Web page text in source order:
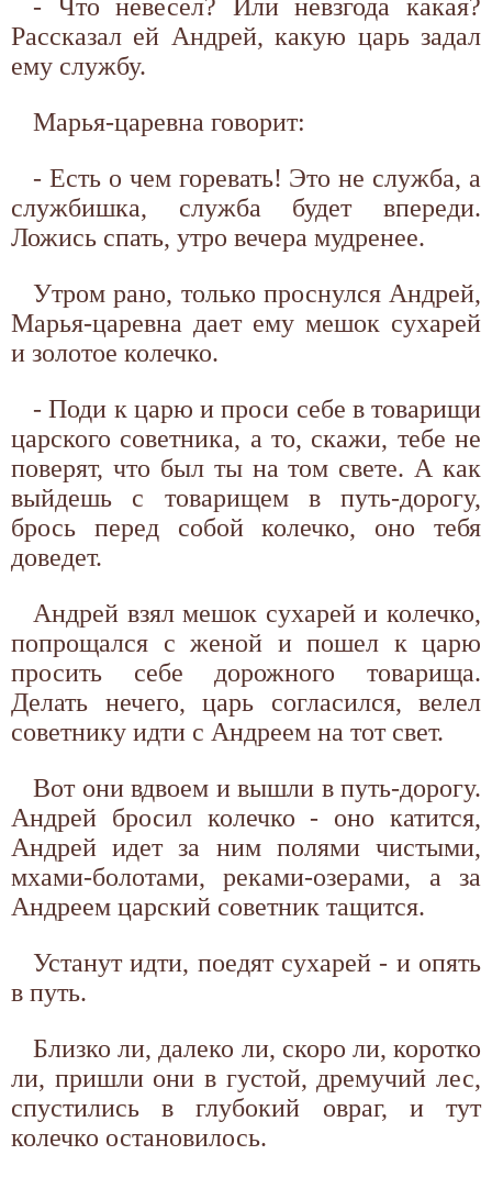
- Что невесел? Или невзгода какая?
Рассказал ей Андрей, какую царь задал
ему службу.
Марья-царевна говорит:
- Есть о чем горевать! Это не служба, а
службишка, служба будет впереди.
Ложись спать, утро вечера мудренее.
Утром рано, только проснулся Андрей,
Марья-царевна дает ему мешок сухарей
и золотое колечко.
- Поди к царю и проси себе в товарищи
царского советника, а то, скажи, тебе не
поверят, что был ты на том свете. А как
выйдешь с товарищем в путь-дорогу,
брось перед собой колечко, оно тебя
доведет.
Андрей взял мешок сухарей и колечко,
попрощался с женой и пошел к царю
просить себе дорожного товарища.
Делать нечего, царь согласился, велел
советнику идти с Андреем на тот свет.
Вот они вдвоем и вышли в путь-дорогу.
Андрей бросил колечко - оно катится,
Андрей идет за ним полями чистыми,
мхами-болотами, реками-озерами, а за
Андреем царский советник тащится.
Устанут идти, поедят сухарей - и опять
в путь.
Близко ли, далеко ли, скоро ли, коротко
ли, пришли они в густой, дремучий лес,
спустились в глубокий овраг, и тут
колечко остановилось.